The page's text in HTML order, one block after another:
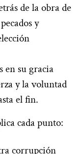
de la obra de
y
en su gracia
y la voluntad
el fin.
cada punto:
corrupción